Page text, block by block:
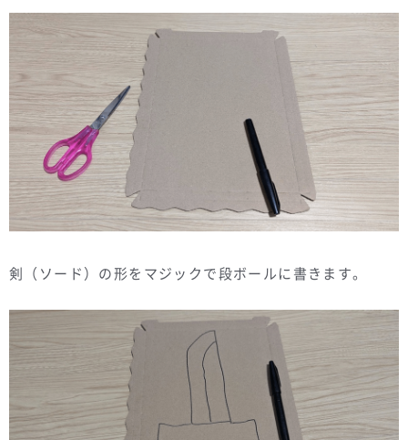
剣（ソード）の形をマジックで段ボールに書きます。